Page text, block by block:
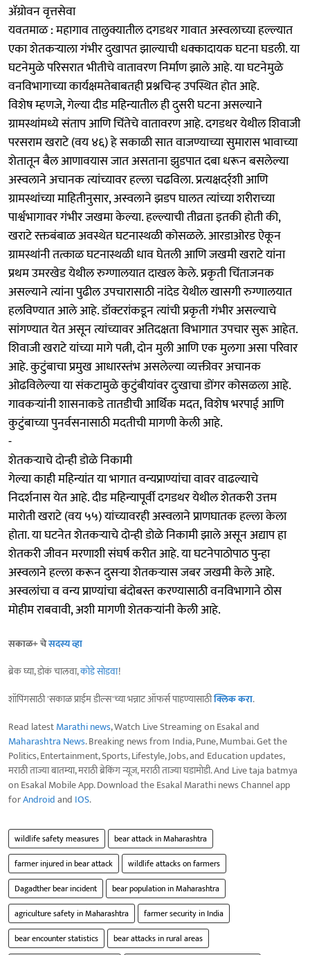
ॲग्रोवन वृत्तसेवा
यवतमाळ : महागाव तालुक्यातील दगडथर गावात अस्वलाच्या हल्ल्यात
एका शेतकऱ्याला गंभीर दुखापत झाल्याची धक्कादायक घटना घडली. या
घटनेमुळे परिसरात भीतीचे वातावरण निर्माण झाले आहे. या घटनेमुळे
वनविभागाच्या कार्यक्षमतेबाबतही प्रश्नचिन्ह उपस्थित होत आहे.
विशेष म्हणजे, गेल्या दीड महिन्यातील ही दुसरी घटना असल्याने
ग्रामस्थांमध्ये संताप आणि चिंतेचे वातावरण आहे. दगडथर येथील शिवाजी
परसराम खराटे (वय ४६) हे सकाळी सात वाजण्याच्या सुमारास भावाच्या
शेतातून बैल आणावयास जात असताना झुडपात दबा धरून बसलेल्या
अस्वलाने अचानक त्यांच्यावर हल्ला चढविला. प्रत्यक्षदर्र्शी आणि
ग्रामस्थांच्या माहितीनुसार, अस्वलाने झडप घालत त्यांच्या शरीराच्या
पार्श्वभागावर गंभीर जखमा केल्या. हल्ल्याची तीव्रता इतकी होती की,
खराटे रक्तबंबाळ अवस्थेत घटनास्थळी कोसळले. आरडाओरड ऐकून
ग्रामस्थांनी तत्काळ घटनास्थळी धाव घेतली आणि जखमी खराटे यांना
प्रथम उमरखेड येथील रुग्णालयात दाखल केले. प्रकृती चिंताजनक
असल्याने त्यांना पुढील उपचारासाठी नांदेड येथील खासगी रुग्णालयात
हलविण्यात आले आहे. डॉक्टरांकडून त्यांची प्रकृती गंभीर असल्याचे
सांगण्यात येत असून त्यांच्यावर अतिदक्षता विभागात उपचार सुरू आहेत.
शिवाजी खराटे यांच्या मागे पत्नी, दोन मुली आणि एक मुलगा असा परिवार
आहे. कुटुंबाचा प्रमुख आधारस्तंभ असलेल्या व्यक्तीवर अचानक
ओढविलेल्या या संकटामुळे कुटुंबीयांवर दुःखाचा डोंगर कोसळला आहे.
गावकऱ्यांनी शासनाकडे तातडीची आर्थिक मदत, विशेष भरपाई आणि
कुटुंबाच्या पुनर्वसनासाठी मदतीची मागणी केली आहे.
-
शेतकऱ्याचे दोन्ही डोळे निकामी
गेल्या काही महिन्यांत या भागात वन्यप्राण्यांचा वावर वाढल्याचे
निदर्शनास येत आहे. दीड महिन्यापूर्वी दगडथर येथील शेतकरी उत्तम
मारोती खराटे (वय ५५) यांच्यावरही अस्वलाने प्राणघातक हल्ला केला
होता. या घटनेत शेतकऱ्याचे दोन्ही डोळे निकामी झाले असून अद्याप हा
शेतकरी जीवन मरणाशी संघर्ष करीत आहे. या घटनेपाठोपाठ पुन्हा
अस्वलाने हल्ला करून दुसऱ्या शेतकऱ्यास जबर जखमी केले आहे.
अस्वलांचा व वन्य प्राण्यांचा बंदोबस्त करण्यासाठी वनविभागाने ठोस
मोहीम राबवावी, अशी मागणी शेतकऱ्यांनी केली आहे.
सकाळ+ चेसदस्य व्हा
ब्रेक घ्या, डोकं चालवा,कोडे सोडवा!
शॉपिंगसाठी 'सकाळ प्राईम डील्स'च्या भन्नाट ऑफर्स पाहण्यासाठीक्लिक करा.
Read latestMarathi news, Watch Live Streaming on Esakal and
Maharashtra News. Breaking news from India, Pune, Mumbai. Get the
Politics, Entertainment, Sports, Lifestyle, Jobs, and Education updates,
मराठी ताज्या बातम्या, मराठी ब्रेकिंग न्यूज, मराठी ताज्या घडामोडी. And Live taja batmya
on Esakal Mobile App. Download the Esakal Marathi news Channel app
forAndroidand IOS.
wildlife safety measures
bear attack in Maharashtra
farmer injured in bear attack
wildlife attacks on farmers
Dagadther bear incident
bear population in Maharashtra
agriculture safety in Maharashtra
farmer security in India
bear encounter statistics
bear attacks in rural areas